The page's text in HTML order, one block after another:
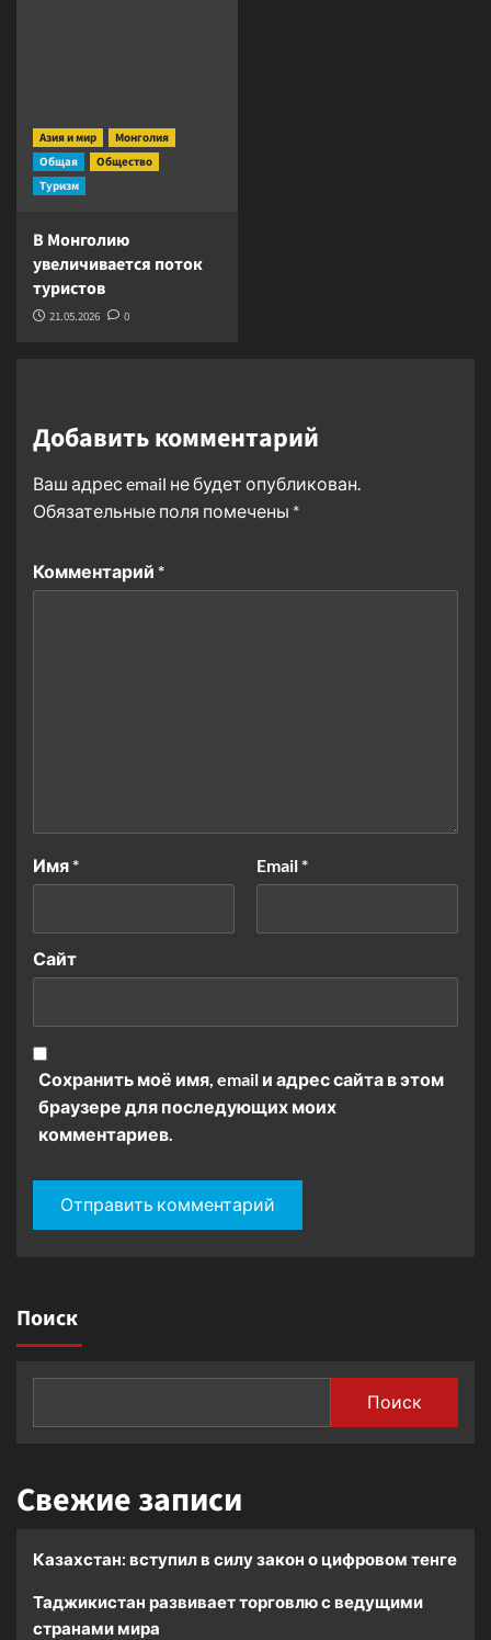
Азия и мир
Монголия
Общая
Общество
Туризм
В Монголию
увеличивается поток
туристов
21.05.2026 0
Добавить комментарий
Ваш адрес email не будет опубликован.
Обязательные поля помечены *
Комментарий *
Имя* Email*
Сайт
Сохранить моё имя, email и адрес сайта в этом
браузере для последующих моих
комментариев.
Поиск
Поиск
Свежие записи
Казахстан: вступил в силу закон о цифровом тенге
Таджикистан развивает торговлю с ведущими
странами мира